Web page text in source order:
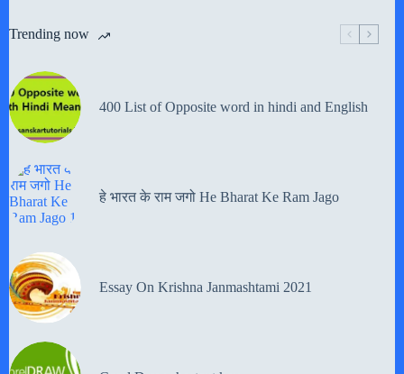
Trending now
400 List of Opposite word in hindi and English
हे भारत के राम जगो He Bharat Ke Ram Jago
Essay On Krishna Janmashtami 2021